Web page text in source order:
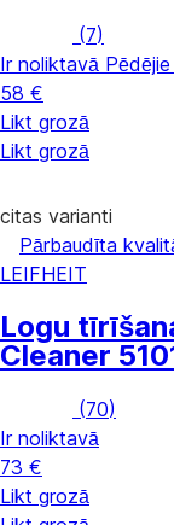
(7)
Ir noliktavā
58 €
Likt grozā
Likt grozā
citas varianti
Pārbaudīta
LEIFHEIT
Logu
Cleaner
(70)
Ir noliktavā
73 €
Likt grozā